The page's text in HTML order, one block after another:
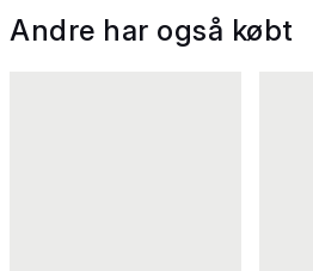
Andre har også købt